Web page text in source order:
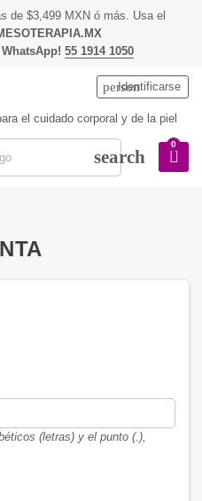
de $3,499 MXN ó más. Usa el
WhatsApp! 55 1914 1050
search
person
Identificarse
0
(letras) y el punto (.),